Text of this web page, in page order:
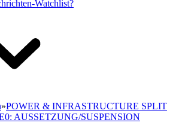
Watchlist?
»POWER & INFRASTRUCTURE SPLIT
AUSSETZUNG/SUSPENSION